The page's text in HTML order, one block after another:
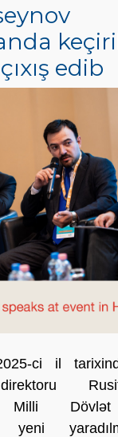
edib
ci il
Milli
yeni